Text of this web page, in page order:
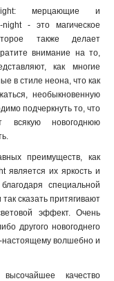
мерцающие и
- это магическое
также делает
внимание на то,
как многие
в стиле неона, что как
необыкновенную
подчеркнуть то, что
всякую новогоднюю
преимуществ, как
является их яркость и
специальной
сказать притягивают
эффект. Очень
другого новогоднего
настоящему волшебно и
качество